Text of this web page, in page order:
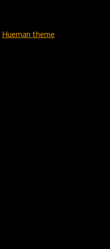
Hueman theme